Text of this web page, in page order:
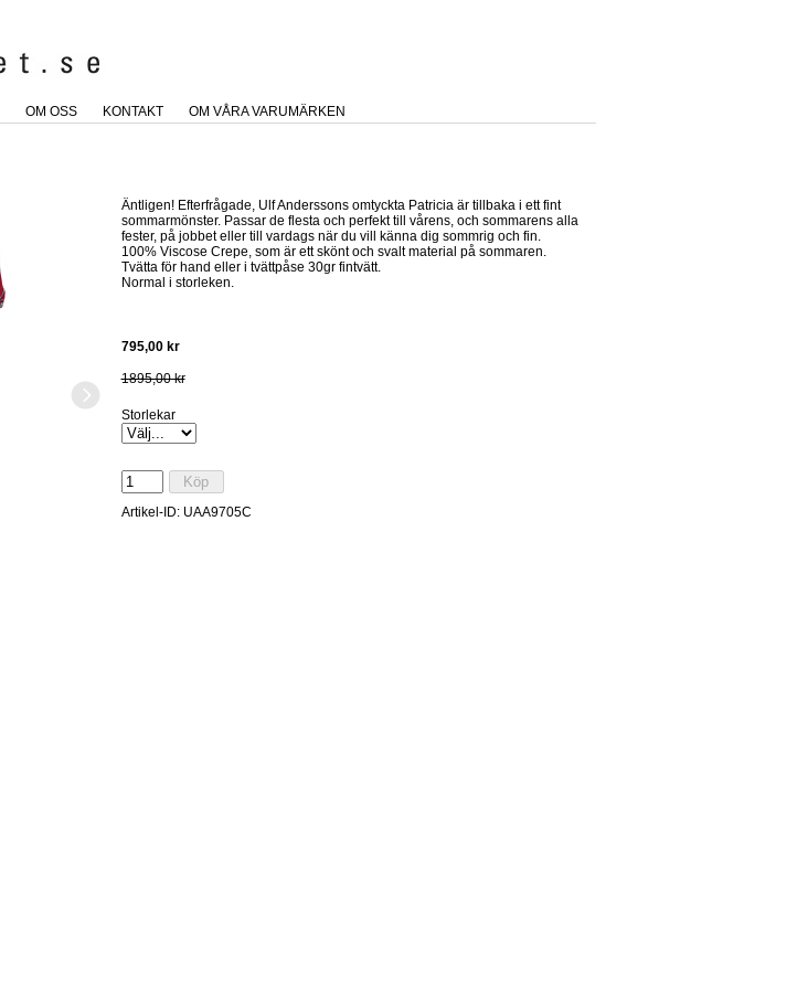
OM OSS KONTAKT
OM VÅRA VARUMÄRKEN
Klänning Patricia Röd
Äntligen! Efterfrågade, Ulf Anderssons omtyckta Patricia är tillbaka i ett fint
sommarmönster. Passar de flesta och perfekt till vårens, och sommarens alla
fester, på jobbet eller till vardags när du vill känna dig sommrig och fin.
100% Viscose Crepe, som är ett skönt och svalt material på sommaren.
Tvätta för hand eller i tvättpåse 30gr fintvätt.
Normal i storleken.
795,00 kr
1895,00 kr
Storlekar
Artikel-ID: UAA9705C